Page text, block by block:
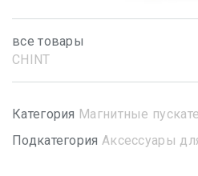
все товары
CHINT
Категория Магнитные
Подкатегория Аксессуары